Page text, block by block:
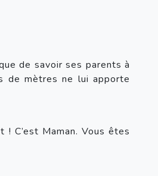
de savoir ses parents à
de mètres ne lui apporte
C’est Maman. Vous êtes